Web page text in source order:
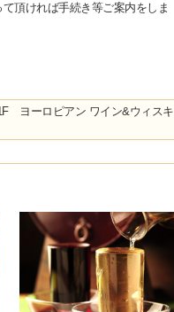
頂ければ手続き等ご案内をしま
ヨーロピアン ワイン&ウィスキ